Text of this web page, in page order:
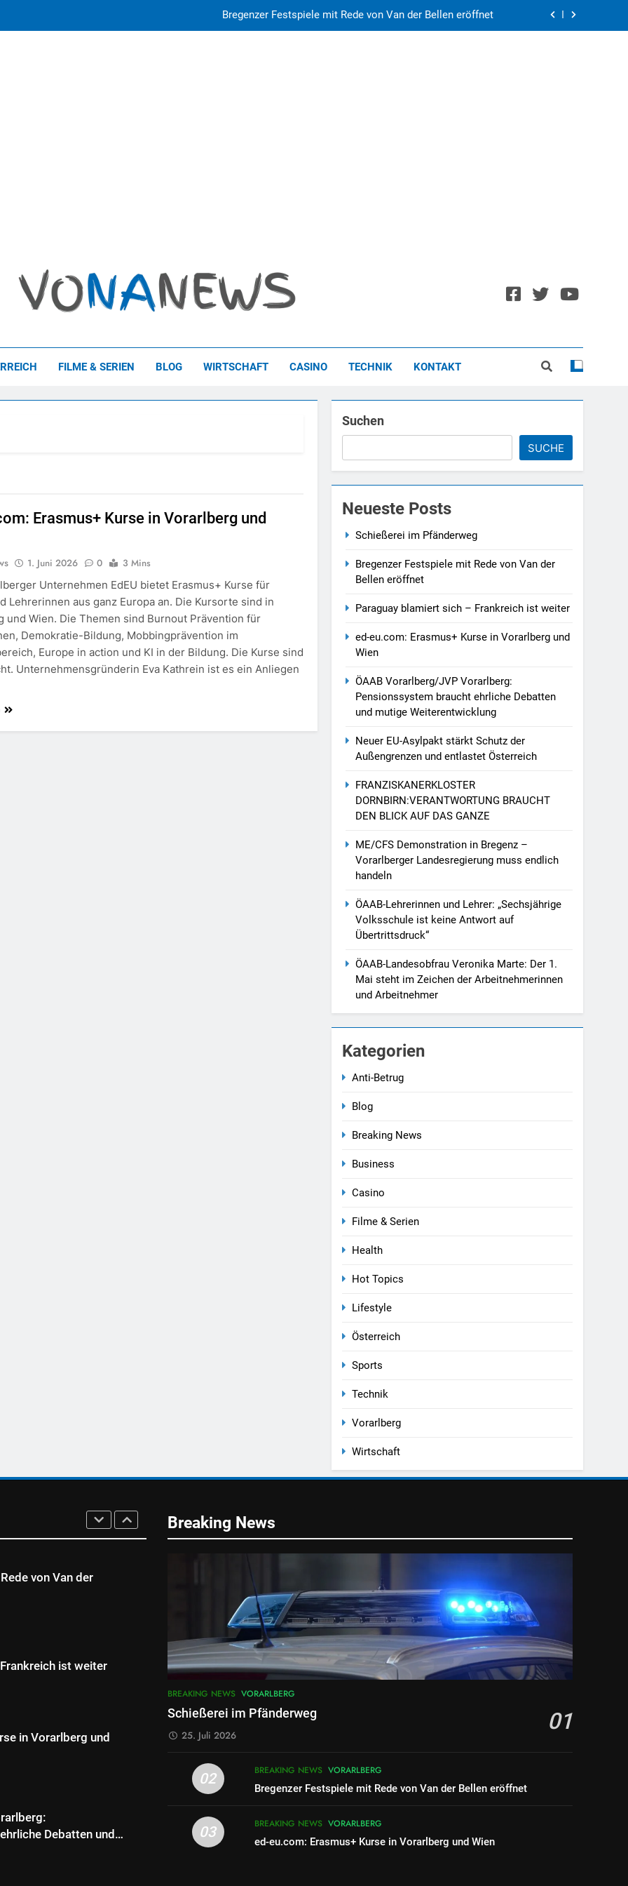
Bregenzer Festspiele mit Rede von Van der Bellen eröffnet
FILME & SERIEN BLOG WIRTSCHAFT CASINO TECHNIK KONTAKT
Erasmus+ Kurse in Vorarlberg und
1. Juni 2026 0
3 Mins
Unternehmen EdEU bietet Erasmus+ Kurse für
Lehrerinnen aus ganz Europa an. Die Kursorte sind in
und Wien. Die Themen sind Burnout Prävention für
Demokratie-Bildung, Mobbingprävention im
Europe in action und KI in der Bildung. Die Kurse sind
Unternehmensgründerin Eva Kathrein ist es ein Anliegen
Suchen
SUCHE
Neueste Posts
Schießerei im Pfänderweg
Bregenzer Festspiele mit Rede von Van der
Bellen eröffnet
Paraguay blamiert sich – Frankreich ist weiter
ed-eu.com: Erasmus+ Kurse in Vorarlberg und
Wien
ÖAAB Vorarlberg/JVP Vorarlberg:
Pensionssystem braucht ehrliche Debatten
und mutige Weiterentwicklung
Neuer EU-Asylpakt stärkt Schutz der
Außengrenzen und entlastet Österreich
FRANZISKANERKLOSTER
DORNBIRN:VERANTWORTUNG BRAUCHT
DEN BLICK AUF DAS GANZE
ME/CFS Demonstration in Bregenz –
Vorarlberger Landesregierung muss endlich
handeln
ÖAAB-Lehrerinnen und Lehrer: „Sechsjährige
Volksschule ist keine Antwort auf
Übertrittsdruck“
ÖAAB-Landesobfrau Veronika Marte: Der 1.
Mai steht im Zeichen der Arbeitnehmerinnen
und Arbeitnehmer
Kategorien
Anti-Betrug
Blog
Breaking News
Business
Casino
Filme & Serien
Health
Hot Topics
Lifestyle
Österreich
Sports
Technik
Vorarlberg
Wirtschaft
von Van der
ist weiter
in Vorarlberg und
Debatten und
Breaking News
BREAKING NEWS VORARLBERG
Schießerei im Pfänderweg 01
25. Juli 2026
02 BREAKING NEWS VORARLBERG
Bregenzer Festspiele mit Rede von Van der Bellen eröffnet
03 BREAKING NEWS VORARLBERG
ed-eu.com: Erasmus+ Kurse in Vorarlberg und Wien